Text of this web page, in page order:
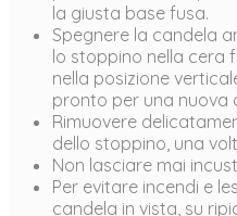
la giusta base fusa.
Spegnere la candela
lo stoppino nella cera
nella posizione
pronto per una nuova
Rimuovere
dello stoppino, una
Non lasciare mai
Per evitare incendi e
candela in vista, su